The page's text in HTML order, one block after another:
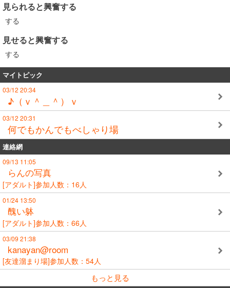
見られると興奮する
する
見せると興奮する
する
マイトピック
03/12 20:34
♪（ｖ＾＿＾）ｖ
03/12 20:31
何でもかんでもべしゃり場
連絡網
09/13 11:05
らんの写真
[アダルト]参加人数：16人
01/24 13:50
醜い躰
[アダルト]参加人数：66人
03/09 21:38
kanayan@room
[友達溜まり場]参加人数：54人
もっと見る